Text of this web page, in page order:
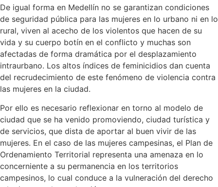
De igual forma en Medellín no se garantizan condiciones
de seguridad pública para las mujeres en lo urbano ni en lo
rural, viven al acecho de los violentos que hacen de su
vida y su cuerpo botín en el conflicto y muchas son
afectadas de forma dramática por el desplazamiento
intraurbano. Los altos índices de feminicidios dan cuenta
del recrudecimiento de este fenómeno de violencia contra
las mujeres en la ciudad.
Por ello es necesario reflexionar en torno al modelo de
ciudad que se ha venido promoviendo, ciudad turística y
de servicios, que dista de aportar al buen vivir de las
mujeres. En el caso de las mujeres campesinas, el Plan de
Ordenamiento Territorial representa una amenaza en lo
concerniente a su permanencia en los territorios
campesinos, lo cual conduce a la vulneración del derecho